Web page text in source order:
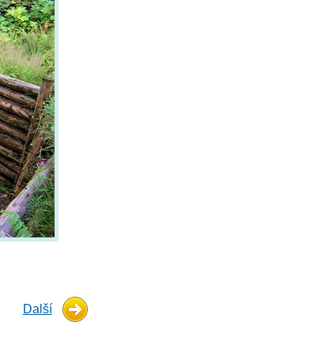
Další